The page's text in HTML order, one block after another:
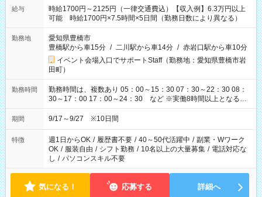
給与
時給1700円～2125円（一律交通費込）【収入例】6.3万円以上
可能 時給1700円×7.5時間×5日間（勤務日数により異なる）
勤務地
愛知県豊橋市
豊橋駅から車15分 / 二川駅から車14分 / 赤岩口駅から車10分
イベント会場入口でサポートStaff（勤務地：愛知県豊橋市岩
田町）
勤務時間
勤務時間は、複数あり 05：00～15：30 07：30～22：30 08：
30～17：00 17：00～24：30 など ※実働8時間以上となる勤
務もあります。 【休憩】60分+他休憩あり 交替で取得します。
安全面に配慮しこまめな休憩があります。
期間 9/17～9/27 ※10日間
特徴 週1日からOK / 履歴書不要 / 40～50代活躍中 / 副業・Wワーク
OK / 服装自由 / シフト勤務 / 10名以上の大量募集 / 電話対応な
し / パソコンスキル不要
気になる！ 応募する 詳細へ